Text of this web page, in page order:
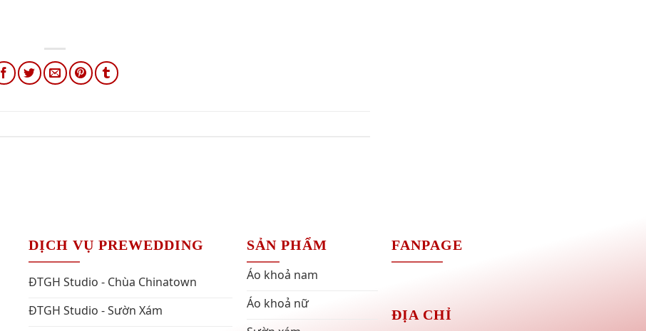
DỊCH VỤ PREWEDDING
ĐTGH Studio - Chùa Chinatown
ĐTGH Studio - Sườn Xám
SẢN PHẨM
Áo khoả nam
Áo khoả nữ
FANPAGE
ĐỊA CHỈ